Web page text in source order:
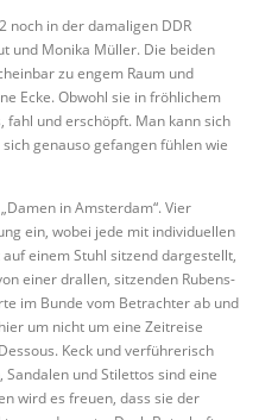
noch in der damaligen DDR
und Monika Müller. Die beiden
zu engem Raum und
Ecke. Obwohl sie in fröhlichem
fahl und erschöpft. Man kann sich
genauso gefangen fühlen wie
in Amsterdam“. Vier
ein, wobei jede mit individuellen
einem Stuhl sitzend dargestellt,
einer drallen, sitzenden Rubens-
im Bunde vom Betrachter ab und
um nicht um eine Zeitreise
Keck und verführerisch
und Stilettos sind eine
wird es freuen, dass sie der